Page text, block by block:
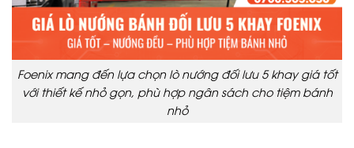
Foenix mang đến lựa chọn lò nướng đối lưu 5 khay giá tốt
với thiết kế nhỏ gọn, phù hợp ngân sách cho tiệm bánh
nhỏ